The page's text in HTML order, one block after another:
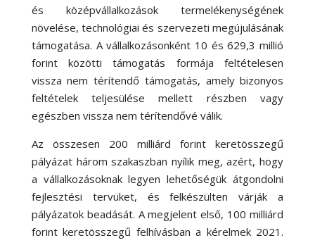
és középvállalkozások termelékenységének
növelése, technológiai és szervezeti megújulásának
támogatása. A vállalkozásonként 10 és 629,3 millió
forint közötti támogatás formája feltételesen
vissza nem térítendő támogatás, amely bizonyos
feltételek teljesülése mellett részben vagy
egészben vissza nem térítendővé válik.
Az összesen 200 milliárd forint keretösszegű
pályázat három szakaszban nyílik meg, azért, hogy
a vállalkozásoknak legyen lehetőségük átgondolni
fejlesztési tervüket, és felkészülten várják a
pályázatok beadását. A megjelent első, 100 milliárd
forint keretösszegű felhívásban a kérelmek 2021.